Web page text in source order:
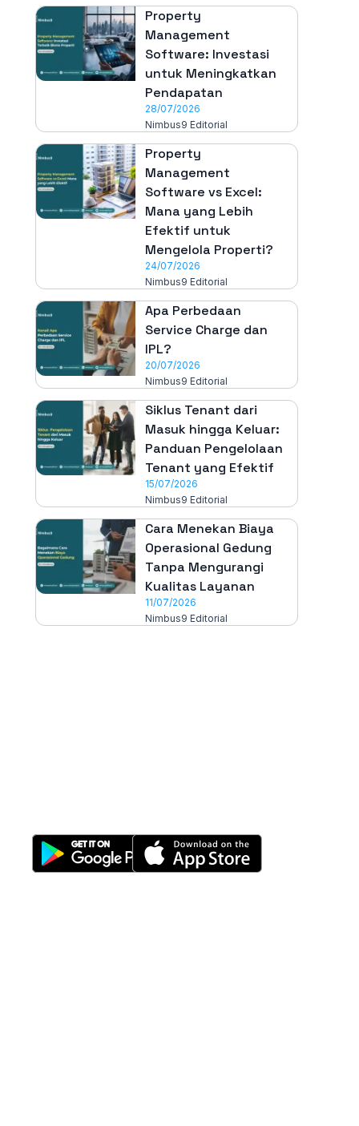
Property
Management
Software: Investasi
untuk Meningkatkan
Pendapatan
28/07/2026
Nimbus9 Editorial
Property
Management
Software vs Excel:
Mana yang Lebih
Efektif untuk
Mengelola Properti?
24/07/2026
Nimbus9 Editorial
Apa Perbedaan
Service Charge dan
IPL?
20/07/2026
Nimbus9 Editorial
Siklus Tenant dari
Masuk hingga Keluar:
Panduan Pengelolaan
Tenant yang Efektif
15/07/2026
Nimbus9 Editorial
Cara Menekan Biaya
Operasional Gedung
Tanpa Mengurangi
Kualitas Layanan
11/07/2026
Nimbus9 Editorial